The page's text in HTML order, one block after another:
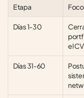
Etapa Foco
Días 1-30
el
Días 31-60